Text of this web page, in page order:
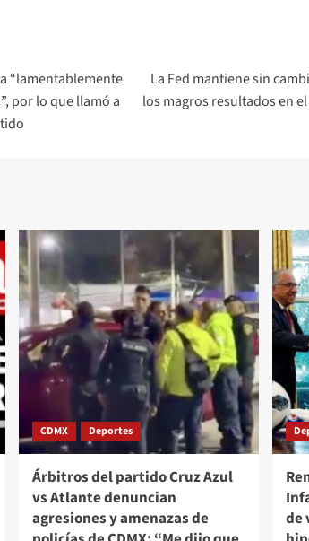
“lamentablemente
por lo que llamó a
La Fed mantiene sin
los magros resultados en
CDMX Deportes
Árbitros del partido Cruz Azul
vs Atlante denuncian
agresiones y amenazas de
de